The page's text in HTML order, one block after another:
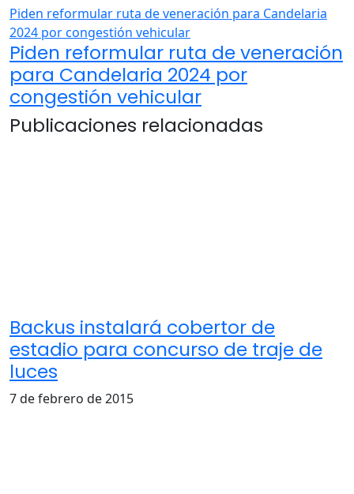
Piden reformular ruta de veneración para Candelaria
2024 por congestión vehicular
Piden reformular ruta de veneración
para Candelaria 2024 por
congestión vehicular
Publicaciones relacionadas
Backus instalará cobertor de
estadio para concurso de traje de
luces
7 de febrero de 2015